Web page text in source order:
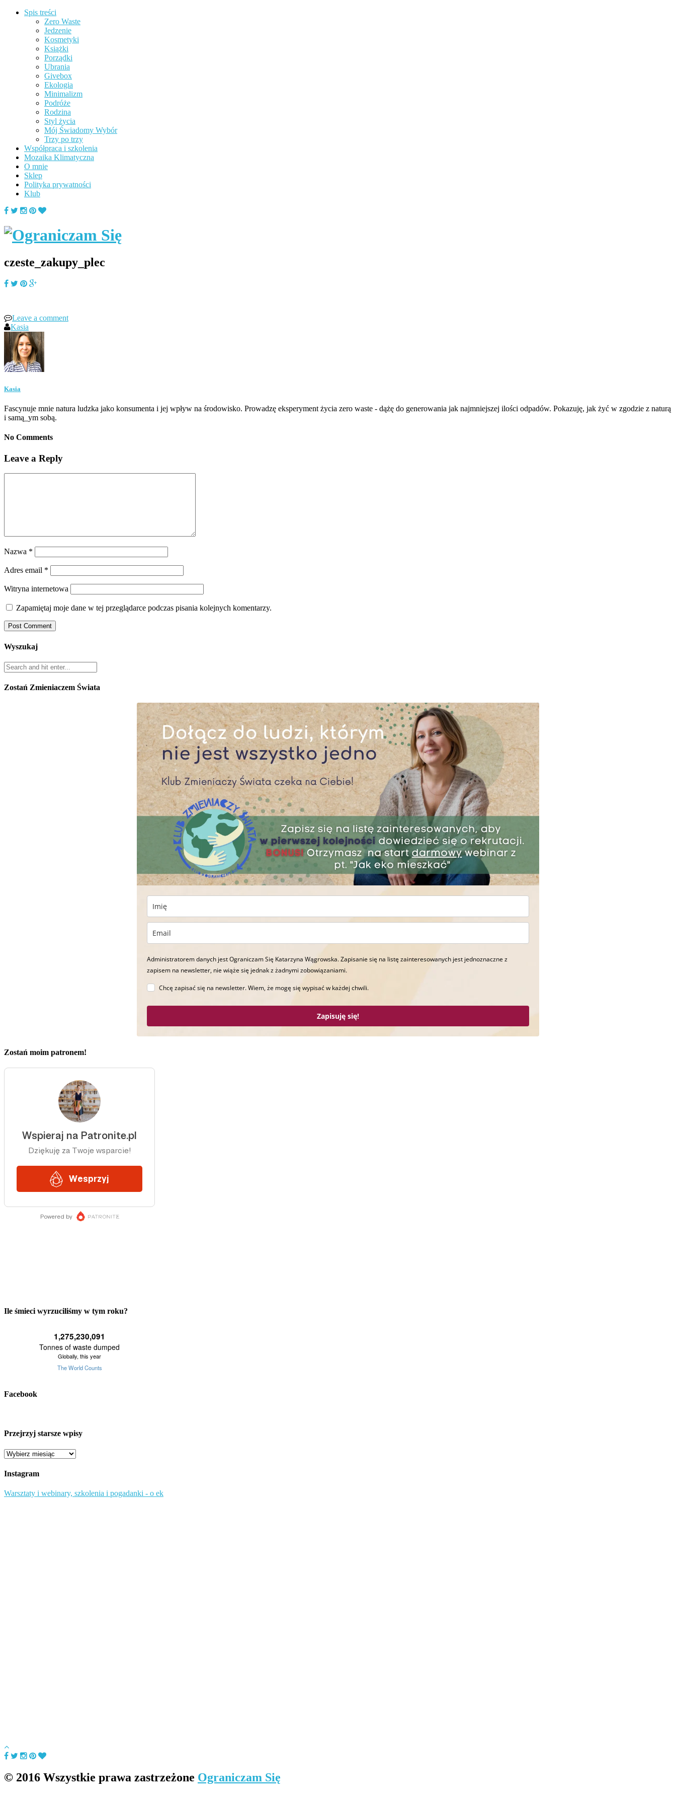
Spis treści
Zero Waste
Jedzenie
Kosmetyki
Książki
Porządki
Ubrania
Givebox
Ekologia
Minimalizm
Podróże
Rodzina
Styl życia
Mój Świadomy Wybór
Trzy po trzy
Współpraca i szkolenia
Mozaika Klimatyczna
O mnie
Sklep
Polityka prywatności
Klub
czeste_zakupy_plec
Leave a comment
Kasia
Kasia
Fascynuje mnie natura ludzka jako konsumenta i jej wpływ na środowisko. Prowadzę eksperyment życia zero waste - dążę do generowania jak najmniejszej ilości odpadów. Pokazuję, jak żyć w zgodzie z naturą
i samą_ym sobą.
No Comments
Leave a Reply
Nazwa *
Adres email *
Witryna internetowa
Zapamiętaj moje dane w tej przeglądarce podczas pisania kolejnych komentarzy.
Wyszukaj
Zostań Zmieniaczem Świata
Administratorem danych jest Ograniczam Się Katarzyna Wągrowska. Zapisanie się na listę zainteresowanych jest jednoznaczne z
zapisem na newsletter, nie wiąże się jednak z żadnymi zobowiązaniami.
Chcę zapisać się na newsletter. Wiem, że mogę się wypisać w każdej chwili.
Zapisuję się!
Zostań moim patronem!
Ile śmieci wyrzuciliśmy w tym roku?
Facebook
Przejrzyj starsze wpisy
Przejrzyj
wpisy
Instagram
Warsztaty i webinary, szkolenia i pogadanki - o ek
© 2016 Wszystkie prawa zastrzeżone Ograniczam Się